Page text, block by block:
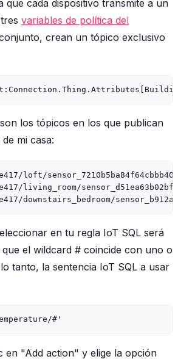
que cada dispositivo transmite a un
variables de política del
crean un tópico exclusivo
los tópicos en los que publican
mi casa:
loft/
living_room/
en tu regla IoT SQL será
que el wildcard # coincide con uno o
tanto, la sentencia IoT SQL a usar
en "Add action" y elige la opción